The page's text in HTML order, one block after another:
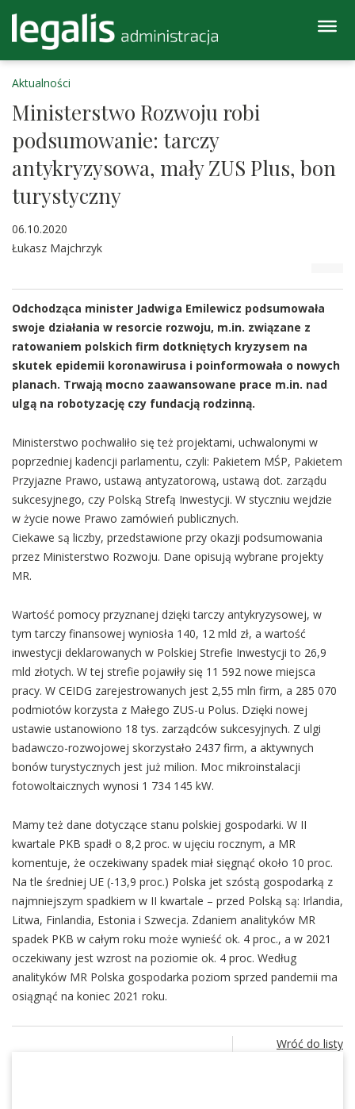
Aktualności
Ministerstwo Rozwoju robi
podsumowanie: tarczy
antykryzysowa, mały ZUS Plus, bon
turystyczny
06.10.2020
Łukasz Majchrzyk
Odchodząca minister Jadwiga Emilewicz podsumowała
swoje działania w resorcie rozwoju, m.in. związane z
ratowaniem polskich firm dotkniętych kryzysem na
skutek epidemii koronawirusa i poinformowała o nowych
planach. Trwają mocno zaawansowane prace m.in. nad
ulgą na robotyzację czy fundacją rodzinną.
Ministerstwo pochwaliło się też projektami, uchwalonymi w
poprzedniej kadencji parlamentu, czyli: Pakietem MŚP, Pakietem
Przyjazne Prawo, ustawą antyzatorową, ustawą dot. zarządu
sukcesyjnego, czy Polską Strefą Inwestycji. W styczniu wejdzie
w życie nowe Prawo zamówień publicznych.
Ciekawe są liczby, przedstawione przy okazji podsumowania
przez Ministerstwo Rozwoju. Dane opisują wybrane projekty
MR.
Wartość pomocy przyznanej dzięki tarczy antykryzysowej, w
tym tarczy finansowej wyniosła 140, 12 mld zł, a wartość
inwestycji deklarowanych w Polskiej Strefie Inwestycji to 26,9
mld złotych. W tej strefie pojawiły się 11 592 nowe miejsca
pracy. W CEIDG zarejestrowanych jest 2,55 mln firm, a 285 070
podmiotów korzysta z Małego ZUS-u Polus. Dzięki nowej
ustawie ustanowiono 18 tys. zarządców sukcesyjnych. Z ulgi
badawczo-rozwojowej skorzystało 2437 firm, a aktywnych
bonów turystycznych jest już milion. Moc mikroinstalacji
fotowoltaicznych wynosi 1 734 145 kW.
Mamy też dane dotyczące stanu polskiej gospodarki. W II
kwartale PKB spadł o 8,2 proc. w ujęciu rocznym, a MR
komentuje, że oczekiwany spadek miał sięgnąć około 10 proc.
Na tle średniej UE (-13,9 proc.) Polska jet szóstą gospodarką z
najmniejszym spadkiem w II kwartale – przed Polską są: Irlandia,
Litwa, Finlandia, Estonia i Szwecja. Zdaniem analityków MR
spadek PKB w całym roku może wynieść ok. 4 proc., a w 2021
oczekiwany jest wzrost na poziomie ok. 4 proc. Według
analityków MR Polska gospodarka poziom sprzed pandemii ma
osiągnąć na koniec 2021 roku.
Wróć do listy